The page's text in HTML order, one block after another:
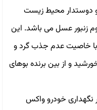
و دوستدار محیط زیست
زنبور عسل می باشد. این
خاصیت عدم جذب گرد و
و از بین برنده بوهای
نگهدارى خودرو واكس